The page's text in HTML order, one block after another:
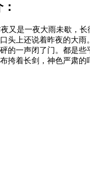
是一夜大雨未歇，
上还说着昨夜的大
一声闭了门。都是
着长剑，神色严肃